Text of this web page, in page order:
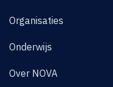
Organisaties
Onderwijs
Over NOVA